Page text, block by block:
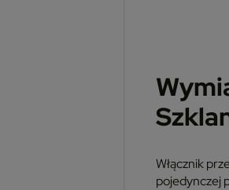
Włącznik
pojedynczej